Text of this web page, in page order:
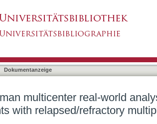
of talquetamab in 138
Dokumentanzeige
multicenter real-world
with relapsed/refractory